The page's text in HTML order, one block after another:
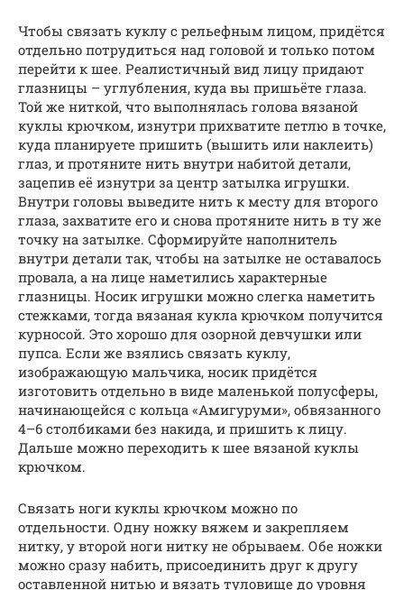
Чтобы связать куклу с рельефным лицом, придётся
отдельно потрудиться над головой и только потом
перейти к шее. Реалистичный вид лицу придают
глазницы – углубления, куда вы пришьёте глаза.
Той же ниткой, что выполнялась голова вязаной
куклы крючком, изнутри прихватите петлю в точке,
куда планируете пришить (вышить или наклеить)
глаз, и протяните нить внутри набитой детали,
зацепив её изнутри за центр затылка игрушки.
Внутри головы выведите нить к месту для второго
глаза, захватите его и снова протяните нить в ту же
точку на затылке. Сформируйте наполнитель
внутри детали так, чтобы на затылке не оставалось
провала, а на лице наметились характерные
глазницы. Носик игрушки можно слегка наметить
стежками, тогда вязаная кукла крючком получится
курносой. Это хорошо для озорной девчушки или
пупса. Если же взялись связать куклу,
изображающую мальчика, носик придётся
изготовить отдельно в виде маленькой полусферы,
начинающейся с кольца «Амигуруми», обвязанного
4–6 столбиками без накида, и пришить к лицу.
Дальше можно переходить к шее вязаной куклы
крючком.
Связать ноги куклы крючком можно по
отдельности. Одну ножку вяжем и закрепляем
нитку, у второй ноги нитку не обрываем. Обе ножки
можно сразу набить, присоединить друг к другу
оставленной нитью и вязать туловище до уровня